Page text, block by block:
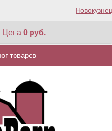
Цена0 руб.
товаров